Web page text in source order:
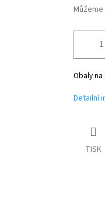
Obaly na
Detailní
TISK